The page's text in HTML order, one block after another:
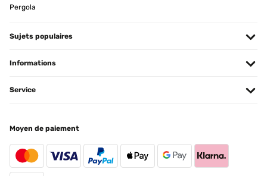
Traduire
AVIS VÉRIFIÉ
Gratamente sorprendida con el radiador. Lo primero, el envío fue
Usuario/a de amazon
Traduire
Pergola
Sujets populaires
Informations
Service
Moyen de paiement